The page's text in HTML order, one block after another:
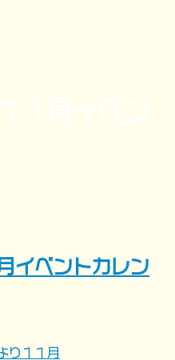
イベントカレン
り１１月